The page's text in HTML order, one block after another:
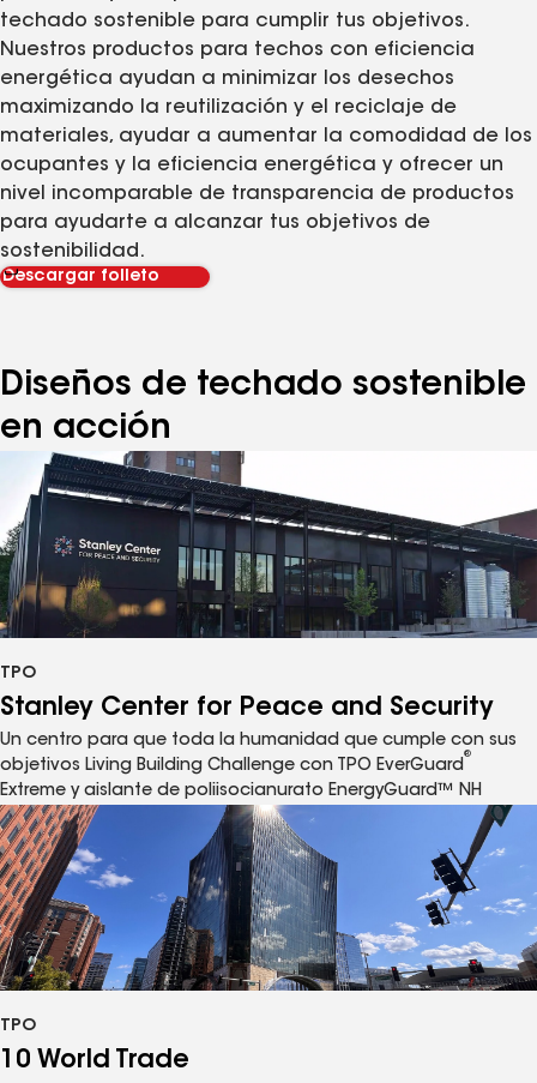
techado sostenible para cumplir tus objetivos.
Nuestros productos para techos con eficiencia
energética ayudan a minimizar los desechos
maximizando la reutilización y el reciclaje de
materiales, ayudar a aumentar la comodidad de los
ocupantes y la eficiencia energética y ofrecer un
nivel incomparable de transparencia de productos
para ayudarte a alcanzar tus objetivos de
sostenibilidad.
Descargar folleto
Diseños de techado sostenible
en acción
Stanley Center for Peace and Security
TPO
Un centro para que toda la humanidad que cumple con sus
objetivos Living Building Challenge con TPO EverGuard
®
Extreme y aislante de poliisocianurato EnergyGuard™ NH
10 World Trade
TPO